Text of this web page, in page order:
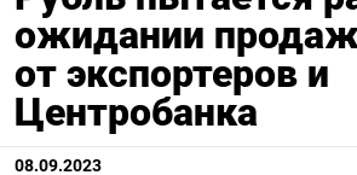
ожидании
от экспортеров и
Центробанка
08.09.2023